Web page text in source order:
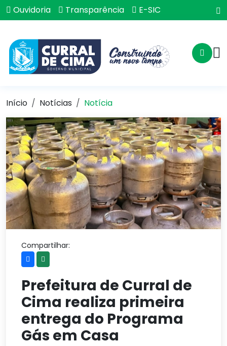
Ouvidoria Transparência E-SIC
Início Notícias Notícia
Compartilhar:
Prefeitura de Curral de
Cima realiza primeira
entrega do Programa
Gás em Casa